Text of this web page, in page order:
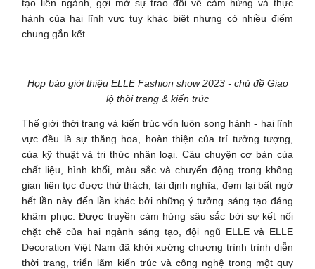
tạo liên ngành, gợi mở sự trao đổi về cảm hứng và thực
hành của hai lĩnh vực tuy khác biệt nhưng có nhiều điểm
chung gắn kết.
Họp báo giới thiệu ELLE Fashion show 2023 - chủ đề Giao
lộ thời trang & kiến trúc
Thế giới thời trang và kiến trúc vốn luôn song hành - hai lĩnh
vực đều là sự thăng hoa, hoàn thiện của trí tưởng tượng,
của kỹ thuật và tri thức nhân loại. Câu chuyện cơ bản của
chất liệu, hình khối, màu sắc và chuyển động trong không
gian liên tục được thử thách, tái định nghĩa, đem lại bất ngờ
hết lần này đến lần khác bởi những ý tưởng sáng tạo đáng
khâm phục. Được truyền cảm hứng sâu sắc bởi sự kết nối
chặt chẽ của hai ngành sáng tạo, đội ngũ ELLE và ELLE
Decoration Việt Nam đã khởi xướng chương trình trình diễn
thời trang, triển lãm kiến trúc và công nghệ trong một quy